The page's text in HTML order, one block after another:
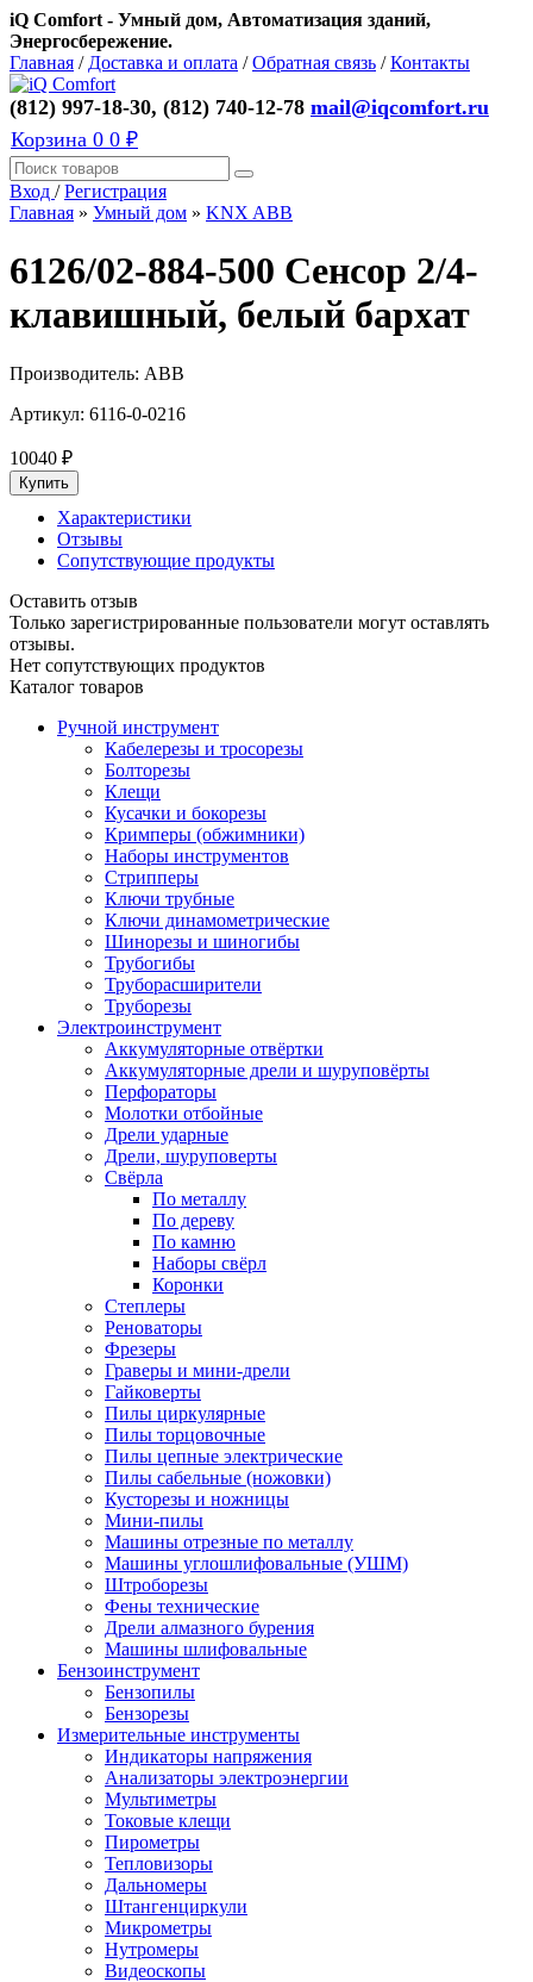
iQ Comfort - Умный дом, Автоматизация зданий,
Энергосбережение.
Главная / Доставка и оплата /Обратная связь /Контакты
(812) 997-18-30, (812) 740-12-78 mail@iqcomfort.ru
Корзина 0 0 ₽
Вход /Регистрация
Главная » Умный дом » KNX ABB
6126/02-884-500 Сенсор 2/4-
клавишный, белый бархат
Производитель: ABB
Артикул: 6116-0-0216
10040 ₽
Характеристики
Отзывы
Сопутствующие продукты
Оставить отзыв
Только зарегистрированные пользователи могут оставлять
отзывы.
Нет сопутствующих продуктов
Каталог товаров
Ручной инструмент
Кабелерезы и тросорезы
Болторезы
Клещи
Кусачки и бокорезы
Кримперы (обжимники)
Наборы инструментов
Стрипперы
Ключи трубные
Ключи динамометрические
Шинорезы и шиногибы
Трубогибы
Труборасширители
Труборезы
Электроинструмент
Аккумуляторные отвёртки
Аккумуляторные дрели и шуруповёрты
Перфораторы
Молотки отбойные
Дрели ударные
Дрели, шуруповерты
Свёрла
По металлу
По дереву
По камню
Наборы свёрл
Коронки
Степлеры
Реноваторы
Фрезеры
Граверы и мини-дрели
Гайковерты
Пилы циркулярные
Пилы торцовочные
Пилы цепные электрические
Пилы сабельные (ножовки)
Кусторезы и ножницы
Мини-пилы
Машины отрезные по металлу
Машины углошлифовальные (УШМ)
Штроборезы
Фены технические
Дрели алмазного бурения
Машины шлифовальные
Бензоинструмент
Бензопилы
Бензорезы
Измерительные инструменты
Индикаторы напряжения
Анализаторы электроэнергии
Мультиметры
Токовые клещи
Пирометры
Тепловизоры
Дальномеры
Штангенциркули
Микрометры
Нутромеры
Видеоскопы